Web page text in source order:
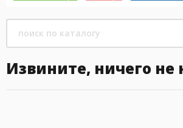
Извините, ничего не